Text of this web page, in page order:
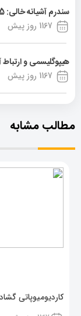
سندرم آشیانه خالی: 5 علامت و نشانه آن
1167 روز پیش
هیپوگلیسمی و ارتباط
1167 روز پیش
مطالب مشابه
کاردیومیوپاتی